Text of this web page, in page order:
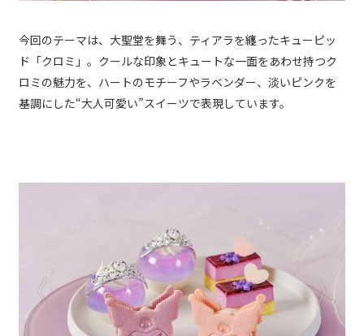
今回のテーマは、大聖堂を舞う、ティアラを纏ったキューピッ
ド「クロミ」。クールな印象とキュートな一面をあわせ持つク
ロミの魅力を、ハートのモチーフやラベンダー、淡いピンクを
基調にした“大人可愛い”スイーツで表現しています。